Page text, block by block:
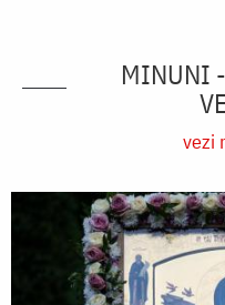
MINUNI
vezi